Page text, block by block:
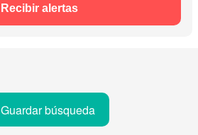
Recibir alertas
Guardar búsqueda